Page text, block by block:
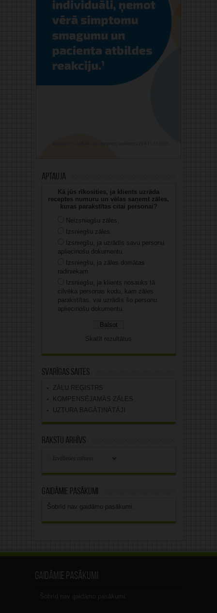
Aptauja
Kā jūs rīkosities, ja klients uzrāda
receptes numuru un vēlas saņemt zāles,
kuras parakstītas citai personai?
Neizsniegšu zāles.
Izsniegšu zāles.
Izsniegšu, ja uzrādīs savu personu
apliecinošu dokumentu.
Izsniegšu, ja zāles domātas
radiniekam.
Izsniegšu, ja klients nosauks tā
cilvēka personas kodu, kam zāles
parakstītas, vai uzrādīs šo personu
apliecinošu dokumentu.
Skatīt rezultātus
Svarīgas saites
ZĀĻU REĢISTRS
KOMPENSĒJAMĀS ZĀLES
UZTURA BAGĀTINĀTĀJI
Rakstu arhīvs
Gaidāmie pasākumi
Šobrīd nav gaidāmo pasākumi.
Gaidāmie pasākumi
Šobrīd nav gaidāmo pasākumi.